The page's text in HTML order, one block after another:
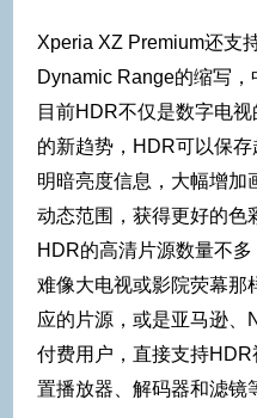
Xperia XZ Premium还支
Dynamic Range的缩写，
目前HDR不仅是数字电
的新趋势，HDR可以保
明暗亮度信息，大幅增加
动态范围，获得更好的色
HDR的高清片源数量不
难像大电视或影院荧幕那
应的片源，或是亚马逊、
付费用户，直接支持
置播放器、解码器和滤镜